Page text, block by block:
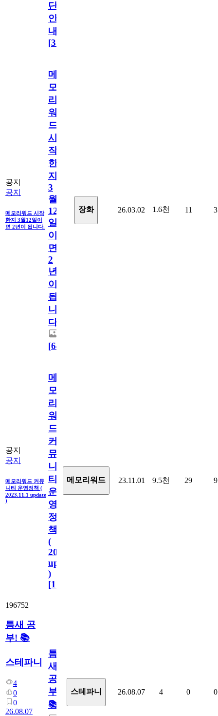
단
안
내
[31
공지
공지
메모리워드 시작
한지 3월12일이
면 2년이 됩니다.
메
모
리
워
드
시
작
한
지
3
월
12
일
이
면
2
년
이
됩
니
다.
[64
장화 26.03.02 1.6천 11 3
공지
공지
메모리워드 커뮤
니티 운영정책 (
2023.11.1 update
)
메
모
리
워
드
커
뮤
니
티
운
영
정
책
(
2023.11.1
update
)
[110
메모리워드 23.11.01 9.5천 29 9
196752
틈새 공
부! 📚
스테파니
4
0
0
26.08.07
틈
새
공
부!
📚
스테파니 26.08.07 4 0 0